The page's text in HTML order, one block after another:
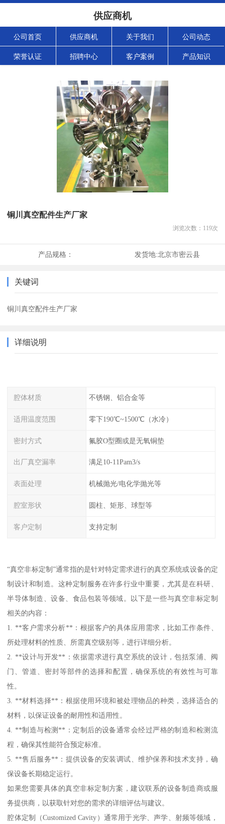
供应商机
公司首页 供应商机 关于我们 公司动态
荣誉认证 招聘中心 客户案例 产品知识
铜川真空配件生产厂家
浏览次数： 119次
产品规格： 发货地:北京市密云县
关键词
铜川真空配件生产厂家
详细说明
腔体材质 不锈钢、铝合金等
适用温度范围 零下190℃~1500℃（水冷）
密封方式 氟胶O型圈或是无氧铜垫
出厂真空漏率 满足10-11Pam3/s
表面处理 机械抛光/电化学抛光等
腔室形状 圆柱、矩形、球型等
客户定制 支持定制
“真空非标定制”通常指的是针对特定需求进行的真空系统或设备的定
制设计和制造。这种定制服务在许多行业中重要，尤其是在科研、
半导体制造、设备、食品包装等领域。以下是一些与真空非标定制
相关的内容：
1. **客户需求分析**：根据客户的具体应用需求，比如工作条件、
所处理材料的性质、所需真空级别等，进行详细分析。
2. **设计与开发**：依据需求进行真空系统的设计，包括泵浦、阀
门、管道、密封等部件的选择和配置，确保系统的有效性与可靠
性。
3. **材料选择**：根据使用环境和被处理物品的种类，选择适合的
材料，以保证设备的耐用性和适用性。
4. **制造与检测**：定制后的设备通常会经过严格的制造和检测流
程，确保其性能符合预定标准。
5. **售后服务**：提供设备的安装调试、维护保养和技术支持，确
保设备长期稳定运行。
如果您需要具体的真空非标定制方案，建议联系的设备制造商或服
务提供商，以获取针对您的需求的详细评估与建议。
腔体定制（Customized Cavity）通常用于光学、声学、射频等领域，